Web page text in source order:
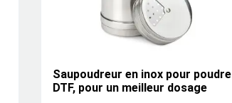
Saupoudreur en inox pour poudre
DTF, pour un meilleur dosage